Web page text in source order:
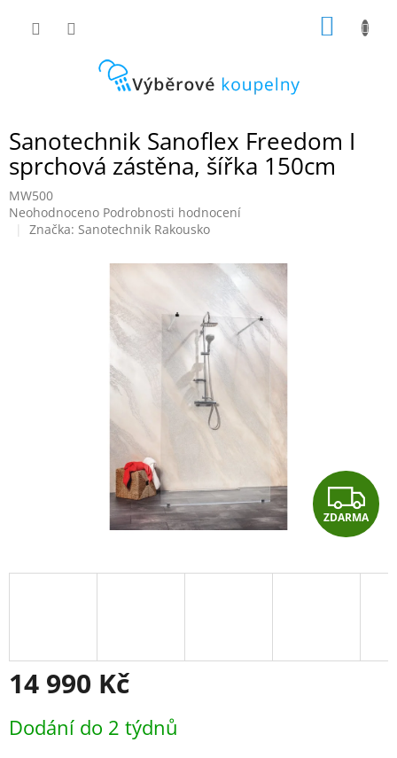
Sanotechnik Sanoflex Freedom I
sprchová zástěna, šířka 150cm
MW500
Průměrné
hodnocení
Neohodnoceno Podrobnosti hodnocení
Značka: Sanotechnik Rakousko
Z
D
A
ZDARMA
14 990 Kč
cena:
Dodání do 2 týdnů